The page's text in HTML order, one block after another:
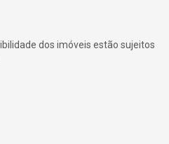
dos imóveis estão sujeitos